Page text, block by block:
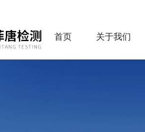
首页 关于我们